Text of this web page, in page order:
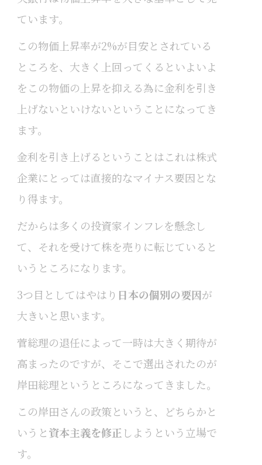
ています。
この物価上昇率が2%が目安とされている
ところを、大きく上回ってくるといよいよ
をこの物価の上昇を抑える為に金利を引き
上げないといけないということになってき
ます。
金利を引き上げるということはこれは株式
企業にとっては直接的なマイナス要因とな
り得ます。
だからは多くの投資家インフレを懸念し
て、それを受けて株を売りに転じていると
いうところになります。
3つ目としてはやはり 日本の個別の要因が
大きいと思います。
菅総理の退任によって一時は大きく期待が
高まったのですが、そこで選出されたのが
岸田総理というところになってきました。
この岸田さんの政策というと、どちらかと
いうと資本主義を修正 しようという立場で
す。